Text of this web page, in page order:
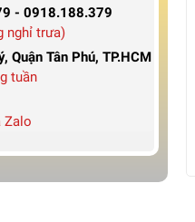
- 0918.188.379
nghỉ trưa)
Quận Tân Phú, TP.HCM
tuần
Zalo